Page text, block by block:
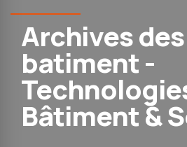
Archives des
batiment -
Bâtiment &